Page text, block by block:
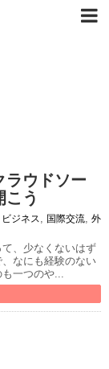
ラウドソー
こう
ビジネス 国際交流, 外
、少なくないはず
なにも経験のない
一つのや...